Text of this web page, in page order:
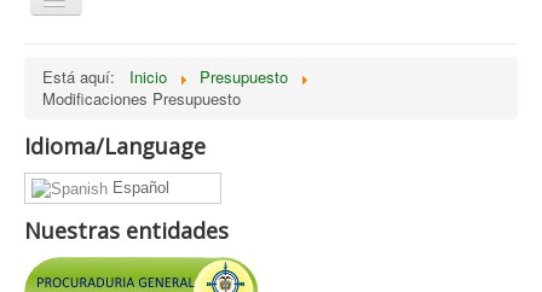
Normatividad
Nosotros
Presupuesto
Politicas, Planes, Proyectos
Tramites y Servicios
Está aquí: Inicio
Presupuesto
Modificaciones Presupuesto
Idioma/Language
Español
Nuestras entidades